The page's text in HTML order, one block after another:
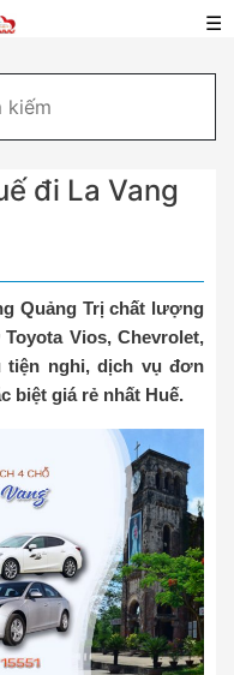
☰
đi La Vang
Quảng Trị chất lượng
Vios, Chevrolet,
nghi, dịch vụ đơn
biệt giá rẻ nhất Huế.